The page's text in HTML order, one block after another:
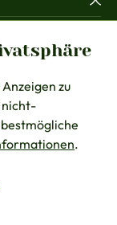
zu
nicht-
.